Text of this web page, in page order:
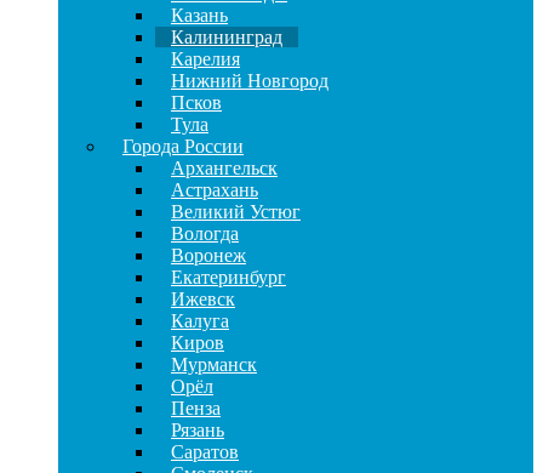
Казань
Калининград
Карелия
Нижний Новгород
Псков
Тула
Города России
Архангельск
Астрахань
Великий Устюг
Вологда
Воронеж
Екатеринбург
Ижевск
Калуга
Киров
Мурманск
Орёл
Пенза
Рязань
Саратов